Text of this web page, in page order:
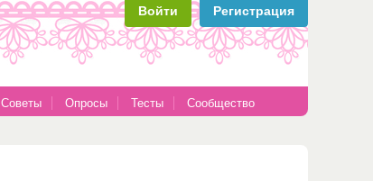
Войти Регистрация
Советы Опросы Тесты Сообщество